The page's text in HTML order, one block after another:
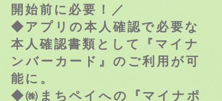
開始前に必要！／
◆アプリの本人確認で必要な
本人確認書類として『マイナ
ンバーカード』のご利用が可
能に。
◆㈱まちペイへの『マイナポ